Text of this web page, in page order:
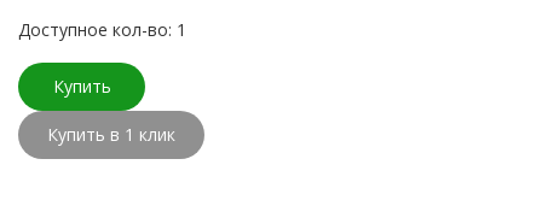
Доступное кол-во: 1
Купить
Купить в 1 клик